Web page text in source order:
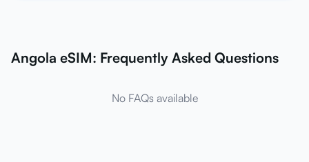
Angola eSIM: Frequently Asked Questions
No FAQs available